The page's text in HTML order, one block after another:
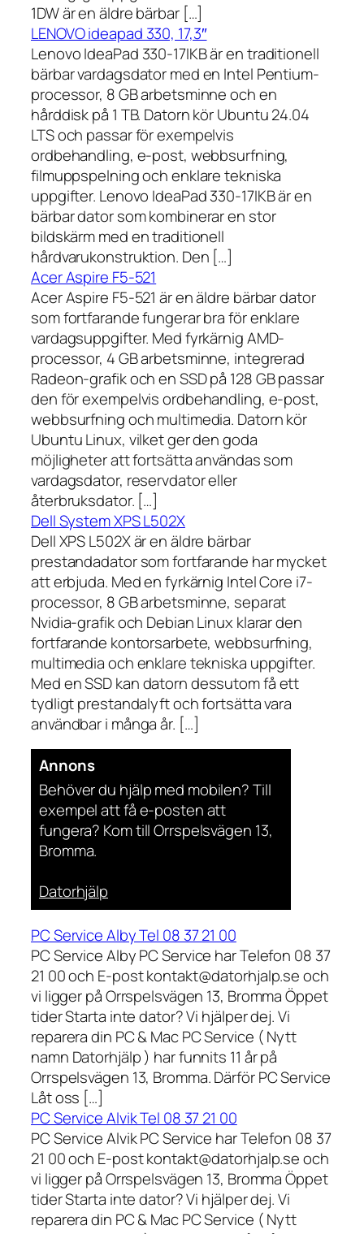
1DW är en äldre bärbar […]
LENOVO ideapad 330, 17,3″
Lenovo IdeaPad 330-17IKB är en traditionell
bärbar vardagsdator med en Intel Pentium-
processor, 8 GB arbetsminne och en
hårddisk på 1 TB. Datorn kör Ubuntu 24.04
LTS och passar för exempelvis
ordbehandling, e-post, webbsurfning,
filmuppspelning och enklare tekniska
uppgifter. Lenovo IdeaPad 330-17IKB är en
bärbar dator som kombinerar en stor
bildskärm med en traditionell
hårdvarukonstruktion. Den […]
Acer Aspire F5-521
Acer Aspire F5-521 är en äldre bärbar dator
som fortfarande fungerar bra för enklare
vardagsuppgifter. Med fyrkärnig AMD-
processor, 4 GB arbetsminne, integrerad
Radeon-grafik och en SSD på 128 GB passar
den för exempelvis ordbehandling, e-post,
webbsurfning och multimedia. Datorn kör
Ubuntu Linux, vilket ger den goda
möjligheter att fortsätta användas som
vardagsdator, reservdator eller
återbruksdator. […]
Dell System XPS L502X
Dell XPS L502X är en äldre bärbar
prestandadator som fortfarande har mycket
att erbjuda. Med en fyrkärnig Intel Core i7-
processor, 8 GB arbetsminne, separat
Nvidia-grafik och Debian Linux klarar den
fortfarande kontorsarbete, webbsurfning,
multimedia och enklare tekniska uppgifter.
Med en SSD kan datorn dessutom få ett
tydligt prestandalyft och fortsätta vara
användbar i många år. […]
Annons
Behöver du hjälp med mobilen? Till
exempel att få e-posten att
fungera? Kom till Orrspelsvägen 13,
Bromma.
Datorhjälp
PC Service Alby Tel 08 37 21 00
PC Service Alby PC Service har Telefon 08 37
21 00 och E-post kontakt@datorhjalp.se och
vi ligger på Orrspelsvägen 13, Bromma Öppet
tider Starta inte dator? Vi hjälper dej. Vi
reparera din PC & Mac PC Service ( Nytt
namn Datorhjälp ) har funnits 11 år på
Orrspelsvägen 13, Bromma. Därför PC Service
Låt oss […]
PC Service Alvik Tel 08 37 21 00
PC Service Alvik PC Service har Telefon 08 37
21 00 och E-post kontakt@datorhjalp.se och
vi ligger på Orrspelsvägen 13, Bromma Öppet
tider Starta inte dator? Vi hjälper dej. Vi
reparera din PC & Mac PC Service ( Nytt